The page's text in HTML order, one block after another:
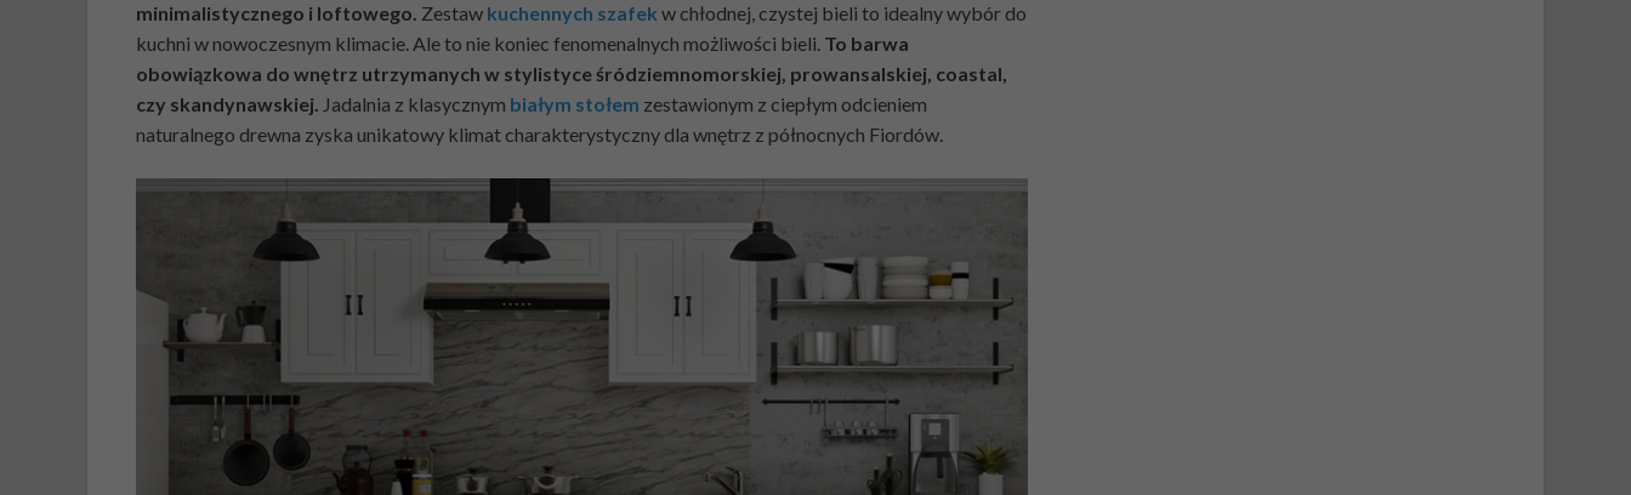
minimalistycznego i loftowego. Zestaw kuchennych szafek w chłodnej, czystej bieli to idealny wybór do
kuchni w nowoczesnym klimacie. Ale to nie koniec fenomenalnych możliwości bieli. To barwa
obowiązkowa do wnętrz utrzymanych w stylistyce śródziemnomorskiej, prowansalskiej, coastal,
czy skandynawskiej. Jadalnia z klasycznym białym stołem zestawionym z ciepłym odcieniem
naturalnego drewna zyska unikatowy klimat charakterystyczny dla wnętrz z północnych Fiordów.